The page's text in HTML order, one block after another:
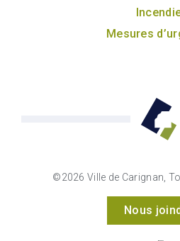
Mesures
©2026 Ville de Carignan,
Nous